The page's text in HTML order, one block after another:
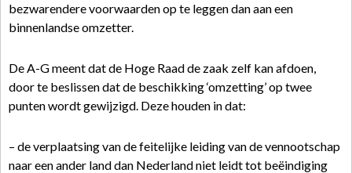
bezwarendere voorwaarden op te leggen dan aan een
binnenlandse omzetter.
De A-G meent dat de Hoge Raad de zaak zelf kan afdoen,
door te beslissen dat de beschikking ‘omzetting’ op twee
punten wordt gewijzigd. Deze houden in dat:
– de verplaatsing van de feitelijke leiding van de vennootschap
naar een ander land dan Nederland niet leidt tot beëindiging